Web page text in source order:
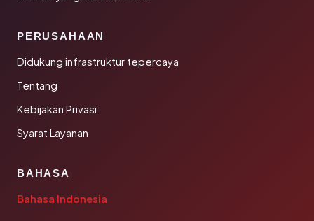
PERUSAHAAN
Didukung infrastruktur tepercaya
Tentang
Kebijakan Privasi
Syarat Layanan
BAHASA
Bahasa Indonesia